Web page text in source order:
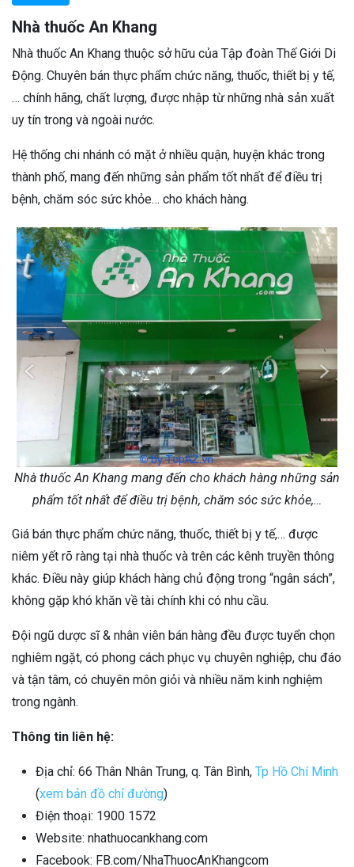
Nhà thuốc An Khang
Nhà thuốc An Khang thuộc sở hữu của Tập đoàn Thế Giới Di
Động. Chuyên bán thực phẩm chức năng, thuốc, thiết bị y tế,
… chính hãng, chất lượng, được nhập từ những nhà sản xuất
uy tín trong và ngoài nước.
Hệ thống chi nhánh có mặt ở nhiều quận, huyện khác trong
thành phố, mang đến những sản phẩm tốt nhất để điều trị
bệnh, chăm sóc sức khỏe… cho khách hàng.
Nhà thuốc An Khang mang đến cho khách hàng những sản
phẩm tốt nhất để điều trị bệnh, chăm sóc sức khỏe,…
Giá bán thực phẩm chức năng, thuốc, thiết bị y tế,… được
niêm yết rõ ràng tại nhà thuốc và trên các kênh truyền thông
khác. Điều này giúp khách hàng chủ động trong “ngân sách”,
không gặp khó khăn về tài chính khi có nhu cầu.
Đội ngũ dược sĩ & nhân viên bán hàng đều được tuyển chọn
nghiêm ngặt, có phong cách phục vụ chuyên nghiệp, chu đáo
và tận tâm, có chuyên môn giỏi và nhiều năm kinh nghiệm
trong ngành.
Thông tin liên hệ:
Địa chỉ: 66 Thân Nhân Trung, q. Tân Bình, Tp Hồ Chí Minh
(xem bản đồ chỉ đường)
Điện thoại: 1900 1572
Website: nhathuocankhang.com
Facebook: FB.com/NhaThuocAnKhangcom